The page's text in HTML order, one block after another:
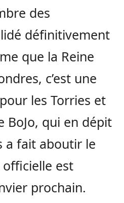
des
définitivement
que la Reine
c’est une
les Torries et
BoJo, qui en dépit
a fait aboutir le
est
prochain.